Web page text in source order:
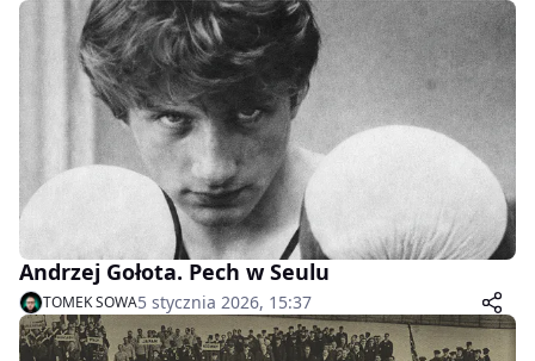
Andrzej Gołota. Pech w Seulu
TOMEK SOWA5 stycznia 2026, 15:37